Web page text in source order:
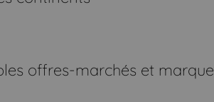
offres-marchés et marque